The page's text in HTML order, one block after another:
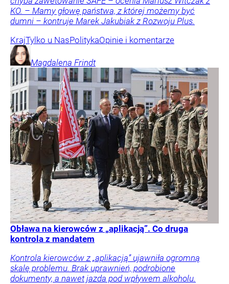
KO. – Mamy głowę państwa, z której możemy być
dumni – kontruje Marek Jakubiak z Rozwoju Plus.
KrajTylko u NasPolitykaOpinie i komentarze
Magdalena Frindt
Obława na kierowców z „aplikacją”. Co druga
kontrola z mandatem
Kontrola kierowców z „aplikacją” ujawniła ogromną
skalę problemu. Brak uprawnień, podrobione
dokumenty, a nawet jazda pod wpływem alkoholu.